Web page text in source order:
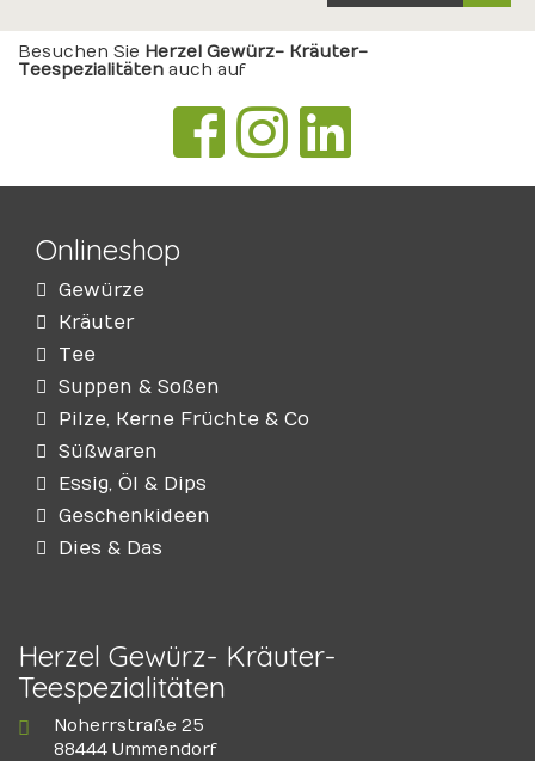
Besuchen Sie Herzel Gewürz- Kräuter-
Teespezialitäten auch auf
Onlineshop
Gewürze
Kräuter
Tee
Suppen & Soßen
Pilze, Kerne Früchte & Co
Süßwaren
Essig, Öl & Dips
Geschenkideen
Dies & Das
Herzel Gewürz- Kräuter-
Teespezialitäten
Noherrstraße 25
88444 Ummendorf